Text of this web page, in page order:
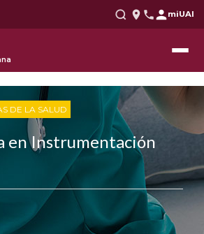
miUAI
DE LA SALUD
en Instrumentación